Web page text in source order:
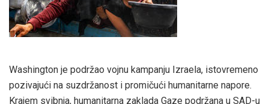
Washington je podržao vojnu kampanju Izraela, istovremeno
pozivajući na suzdržanost i promičući humanitarne napore.
Krajem svibnja, humanitarna zaklada Gaze podržana u SAD-u